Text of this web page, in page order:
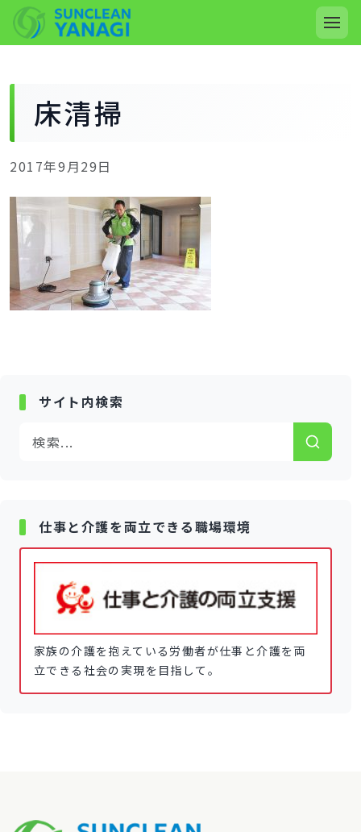
床清掃
2017年9月29日
サイト内検索
仕事と介護を両立できる職場環境
家族の介護を抱えている労働者が仕事と介護を両
立できる社会の実現を目指して。